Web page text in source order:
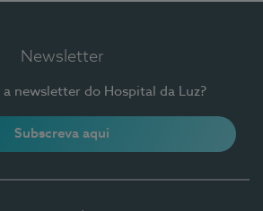
Newsletter
newsletter do Hospital da Luz?
Subscreva aqui